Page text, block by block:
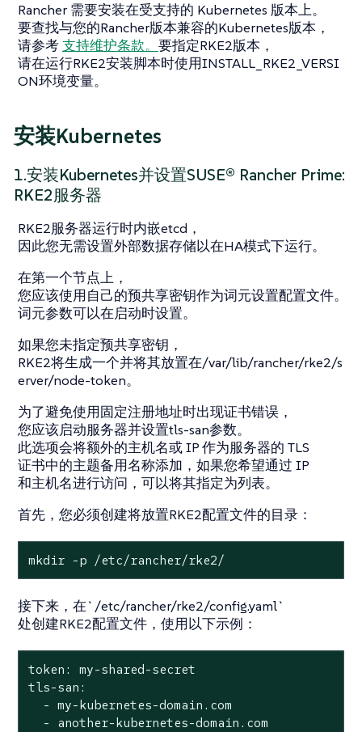
Rancher 需要安装在受支持的 Kubernetes 版本上。
要查找与您的Rancher版本兼容的Kubernetes版本，
请参考支持维护条款。 要指定RKE2版本，
请在运行RKE2安装脚本时使用INSTALL_RKE2_VERSI
ON环境变量。
安装Kubernetes
1.安装Kubernetes并设置SUSE® Rancher Prime:
RKE2服务器
RKE2服务器运行时内嵌etcd，
因此您无需设置外部数据存储以在HA模式下运行。
在第一个节点上，
您应该使用自己的预共享密钥作为词元设置配置文件。
词元参数可以在启动时设置。
如果您未指定预共享密钥，
RKE2将生成一个并将其放置在/var/lib/rancher/rke2/s
erver/node-token。
为了避免使用固定注册地址时出现证书错误，
您应该启动服务器并设置tls-san参数。
此选项会将额外的主机名或 IP 作为服务器的 TLS
证书中的主题备用名称添加，如果您希望通过 IP
和主机名进行访问，可以将其指定为列表。
首先，您必须创建将放置RKE2配置文件的目录：
mkdir -p /etc/rancher/rke2/
接下来，在`/etc/rancher/rke2/config.yaml`
处创建RKE2配置文件，使用以下示例：
token: my-shared-secret
tls-san:
  - my-kubernetes-domain.com
  - another-kubernetes-domain.com